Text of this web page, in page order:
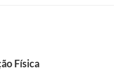
Física